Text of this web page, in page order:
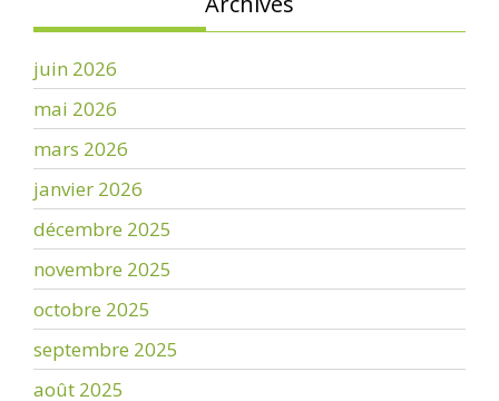
juin 2026
mai 2026
mars 2026
janvier 2026
décembre 2025
novembre 2025
octobre 2025
septembre 2025
août 2025